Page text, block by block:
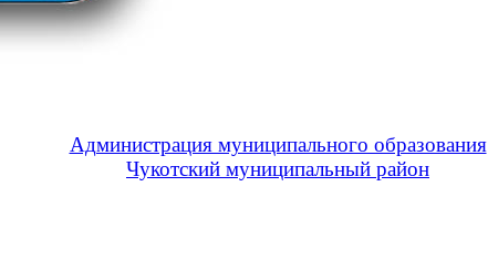
Администрация муниципального образования
Чукотский муниципальный район